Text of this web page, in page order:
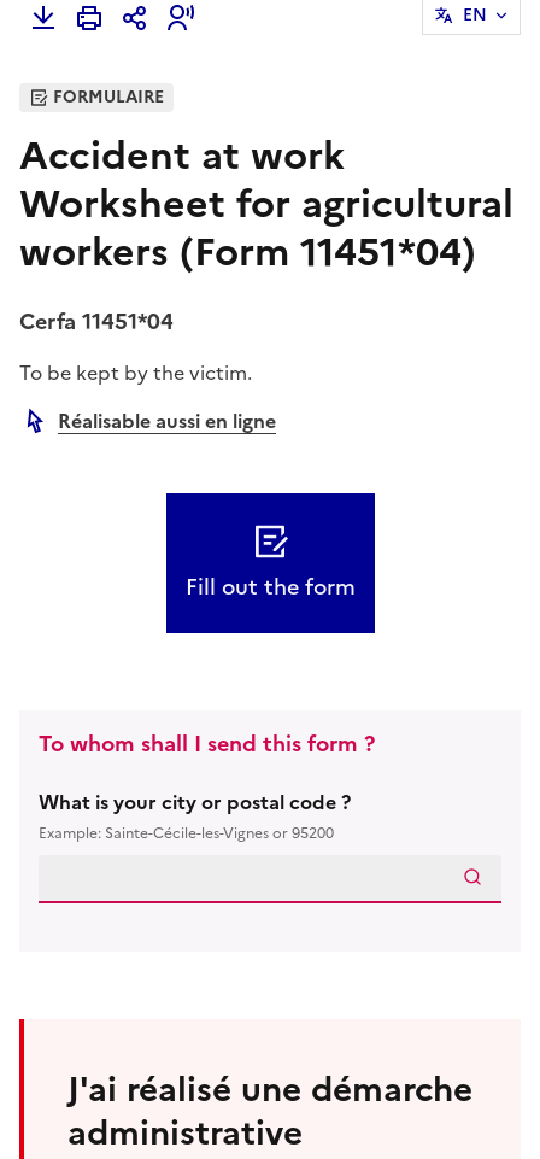
EN
FORMULAIRE
Accident at work
Worksheet for agricultural
workers (Form 11451*04)
Cerfa 11451*04
To be kept by the victim.
Réalisable aussi en ligne
Fill out the form
To whom shall I send this form ?
What is your city or postal code ?
Example: Sainte-Cécile-les-Vignes or 95200
J'ai réalisé une démarche
administrative